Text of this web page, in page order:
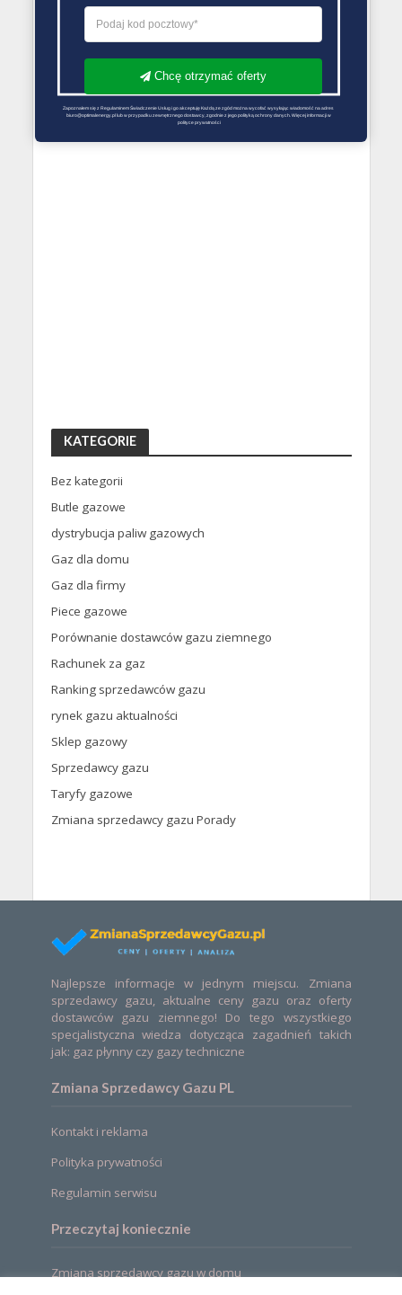
KATEGORIE
Bez kategorii
Butle gazowe
dystrybucja paliw gazowych
Gaz dla domu
Gaz dla firmy
Piece gazowe
Porównanie dostawców gazu ziemnego
Rachunek za gaz
Ranking sprzedawców gazu
rynek gazu aktualności
Sklep gazowy
Sprzedawcy gazu
Taryfy gazowe
Zmiana sprzedawcy gazu Porady
Najlepsze informacje w jednym miejscu. Zmiana
sprzedawcy gazu, aktualne ceny gazu oraz oferty
dostawców gazu ziemnego! Do tego wszystkiego
specjalistyczna wiedza dotycząca zagadnień takich
jak: gaz płynny czy gazy techniczne
Zmiana Sprzedawcy Gazu PL
Kontakt i reklama
Polityka prywatności
Regulamin serwisu
Przeczytaj koniecznie
Zmiana sprzedawcy gazu w domu
Chcę otrzymać oferty
Zapoznałem się z Regulaminem Świadczenie Usług i go akceptuję Każdą ze zgód można wycofać wysyłając wiadomość na adres
biuro@optimalenergy.pl lub w przypadku zewnętrznego dostawcy, zgodnie z jego polityką ochrony danych. Więcej informacji w
polityce prywatności